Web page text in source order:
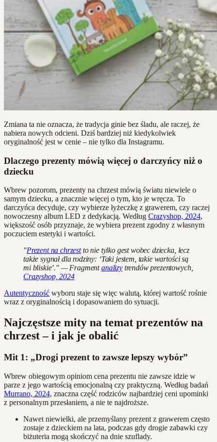
Zmiana ta nie oznacza, że tradycja ginie bez śladu, ale raczej, że
nabiera nowych odcieni. Dziś bardziej niż kiedykolwiek
oryginalność jest w cenie – nie tylko dla Instagramu.
Dlaczego prezenty mówią więcej o darczyńcy niż o
dziecku
Wbrew pozorom, prezenty na chrzest mówią światu niewiele o
samym dziecku, a znacznie więcej o tym, kto je wręcza. To
darczyńca decyduje, czy wybierze łyżeczkę z grawerem, czy raczej
nowoczesny album LED z dedykacją. Według Crazyshop, 2024,
większość osób przyznaje, że wybiera prezent zgodny z własnym
poczuciem estetyki i wartości.
"Prezent na chrzestto nie tylko gest wobec dziecka, lecz
także sygnał dla rodziny: ‘Taki jestem, takie wartości są
mi bliskie’." — Fragmentanalizytrendów prezentowych,
Crazyshop, 2024
Autentyczność wyboru staje się więc walutą, której wartość rośnie
wraz z oryginalnością i dopasowaniem do sytuacji.
Najczęstsze mity na temat prezentów na
chrzest – i jak je obalić
Mit 1: „Drogi prezent to zawsze lepszy wybór”
Wbrew obiegowym opiniom cena prezentu nie zawsze idzie w
parze z jego wartością emocjonalną czy praktyczną. Według badań
Murrano, 2024, znaczna część rodziców najbardziej ceni upominki
z personalnym przesłaniem, a nie te najdroższe.
Nawet niewielki, ale przemyślany prezent z grawerem często
zostaje z dzieckiem na lata, podczas gdy drogie zabawki czy
biżuteria mogą skończyć na dnie szuflady.